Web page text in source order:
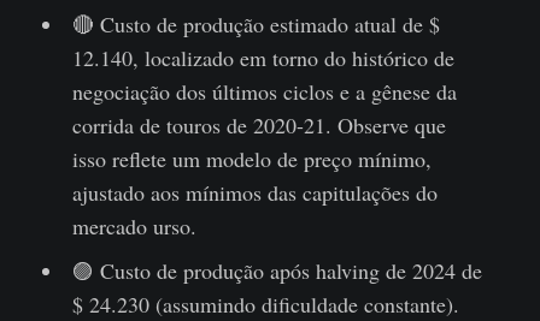
🔴 Custo de produção estimado atual de $
12.140, localizado em torno do histórico de
negociação dos últimos ciclos e a gênese da
corrida de touros de 2020-21. Observe que
isso reflete um modelo de preço mínimo,
ajustado aos mínimos das capitulações do
mercado urso.
🟣 Custo de produção após halving de 2024 de
$ 24.230 (assumindo dificuldade constante).